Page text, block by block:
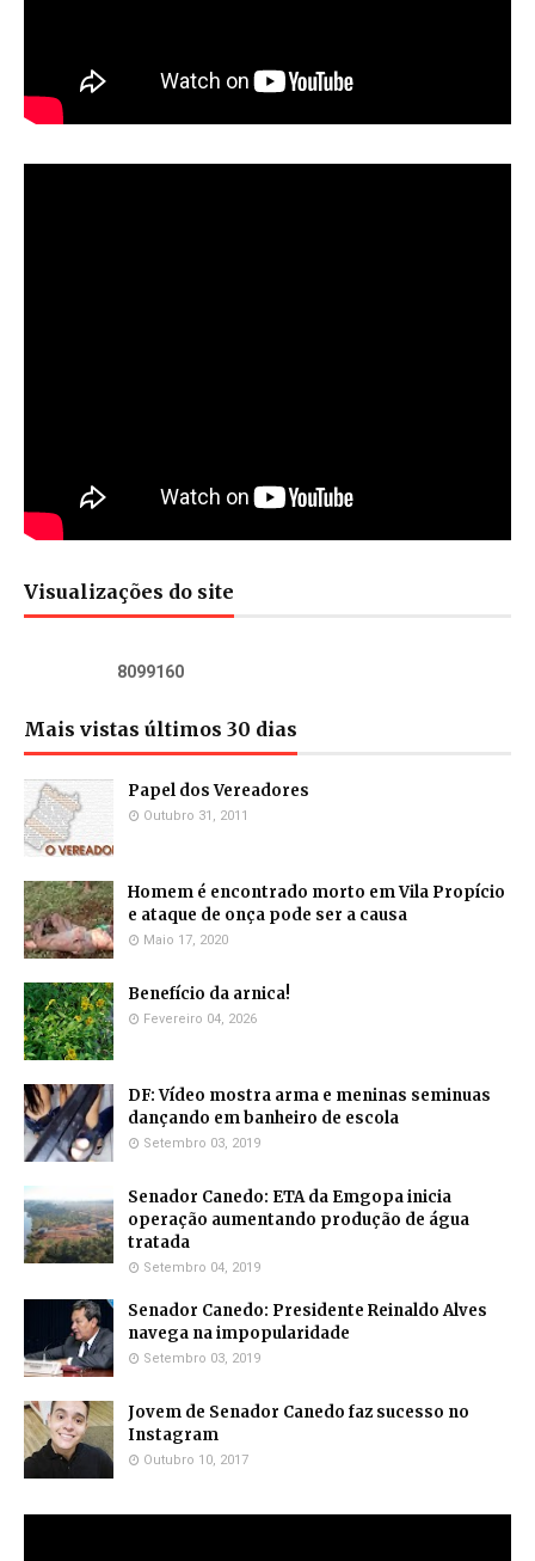
Visualizações do site
80991 60
Mais vistas últimos 30 dias
Papel dos Vereadores
Outubro 31, 2011
Homem é encontrado morto em Vila Propício
e ataque de onça pode ser a causa
Maio 17, 2020
Benefício da arnica!
Fevereiro 04, 2026
DF: Vídeo mostra arma e meninas seminuas
dançando em banheiro de escola
Setembro 03, 2019
Senador Canedo: ETA da Emgopa inicia
operação aumentando produção de água
tratada
Setembro 04, 2019
Senador Canedo: Presidente Reinaldo Alves
navega na impopularidade
Setembro 03, 2019
Jovem de Senador Canedo faz sucesso no
Instagram
Outubro 10, 2017